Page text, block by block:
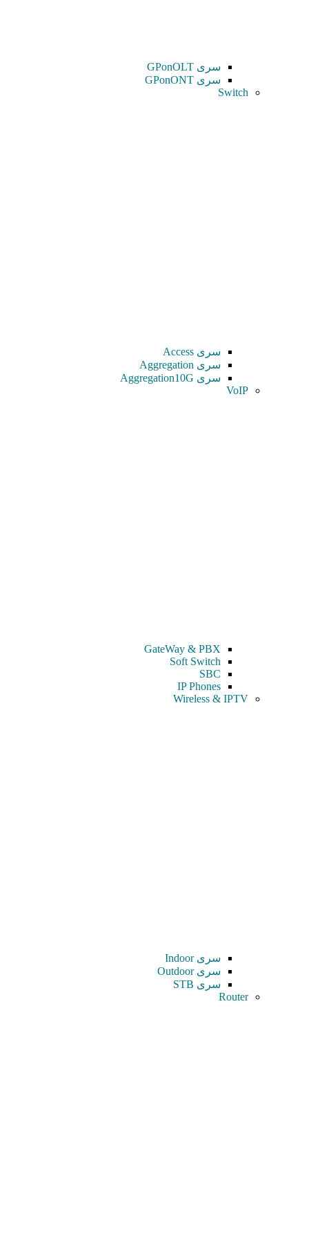
سری GPonOLT
سری GPonONT
Switch
سری Access
سری Aggregation
سری Aggregation10G
VoIP
GateWay & PBX
Soft Switch
SBC
IP Phones
Wireless & IPTV
سری Indoor
سری Outdoor
سری STB
Router